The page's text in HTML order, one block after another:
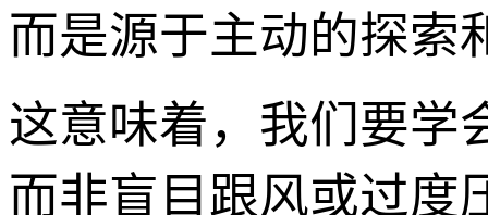
而是源于主动的探索
这意味着，我们要学
而非盲目跟风或过度